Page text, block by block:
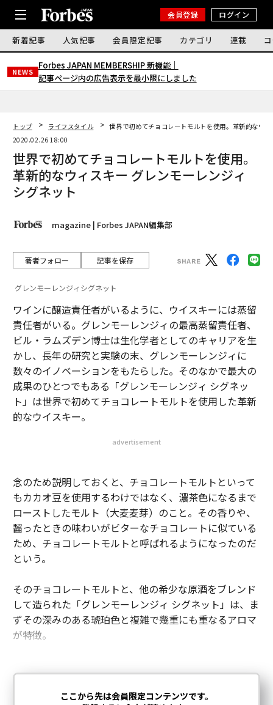
会員登録 ログイン
新着記事 人気記事 会員限定記事 カテゴリ 連載
NEWS
Forbes JAPAN MEMBERSHIP 新機能｜
記事ページ内の広告表示を最小限にしました
トップ ライフスタイル
世界で初めてチョコレートモルトを使用。革新的なウ
2020.02.26 18:00
世界で初めてチョコレートモルトを使用。
革新的なウィスキー グレンモーレンジィ
シグネット
magazine | Forbes JAPAN編集部
著者フォロー 記事を保存
グレンモーレンジィシグネット
ワインに醸造責任者がいるように、ウイスキーには蒸留
責任者がいる。グレンモーレンジィの最高蒸留責任者、
ビル・ラムズデン博士は生化学者としてのキャリアを生
かし、長年の研究と実験の末、グレンモーレンジィに
数々のイノベーションをもたらした。そのなかで最大の
成果のひとつでもある「グレンモーレンジィ シグネッ
ト」は世界で初めてチョコレートモルトを使用した革新
的なウイスキー。
advertisement
念のため説明しておくと、チョコレートモルトといって
もカカオ豆を使用するわけではなく、濃茶色になるまで
ローストしたモルト（大麦麦芽）のこと。その香りや、
齧ったときの味わいがビターなチョコレートに似ている
ため、チョコレートモルトと呼ばれるようになったのだ
という。
そのチョコレートモルトと、他の希少な原酒をブレンド
して造られた「グレンモーレンジィ シグネット」は、ま
ずその深みのある琥珀色と複雑で幾重にも重なるアロマ
が特徴。